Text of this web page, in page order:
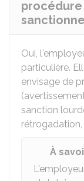
Oui,
particulière.
envisage de
sanction
À